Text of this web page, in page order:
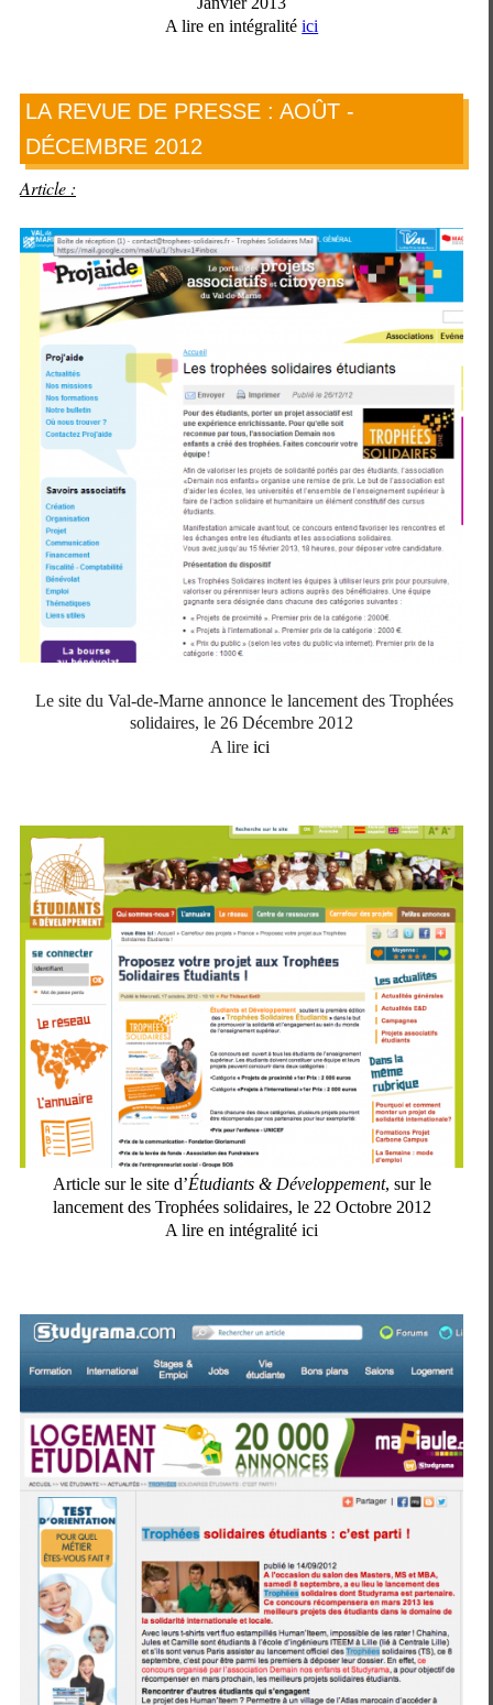
A lire en intégralitéici
LA REVUE DE PRESSE : AOÛT -
DÉCEMBRE 2012
Article :
Le site du Val-de-Marne annonce le lancement des Trophées
solidaires, le 26 Décembre 2012
A lire ici
Article sur le site d’Étudiants & Développement, sur le
lancement des Trophées solidaires, le 22 Octobre 2012
A lire en intégralité ici